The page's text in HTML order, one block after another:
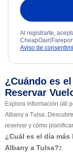
Al registrarte,
Aviso de
¿Cuándo es
Reservar
Explora información útil
Albany a Tulsa.
reservar y cómo
¿Cuál es el día
Albany a Tulsa?‡